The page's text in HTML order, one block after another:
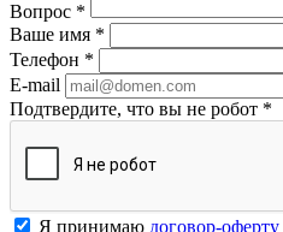
Вопрос *
Ваше имя *
Телефон *
E-mail
Подтвердите, что вы не робот *
Я принимаю договор-оферту